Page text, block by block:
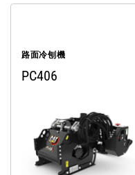
路面冷刨機
PC406